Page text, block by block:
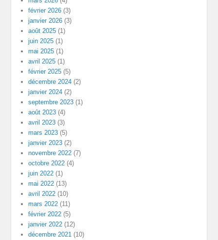
février 2026 (3)
janvier 2026 (3)
août 2025 (1)
juin 2025 (1)
mai 2025 (1)
avril 2025 (1)
février 2025 (5)
décembre 2024 (2)
janvier 2024 (2)
septembre 2023 (1)
août 2023 (4)
avril 2023 (3)
mars 2023 (5)
janvier 2023 (2)
novembre 2022 (7)
octobre 2022 (4)
juin 2022 (1)
mai 2022 (13)
avril 2022 (10)
mars 2022 (11)
février 2022 (5)
janvier 2022 (12)
décembre 2021 (10)